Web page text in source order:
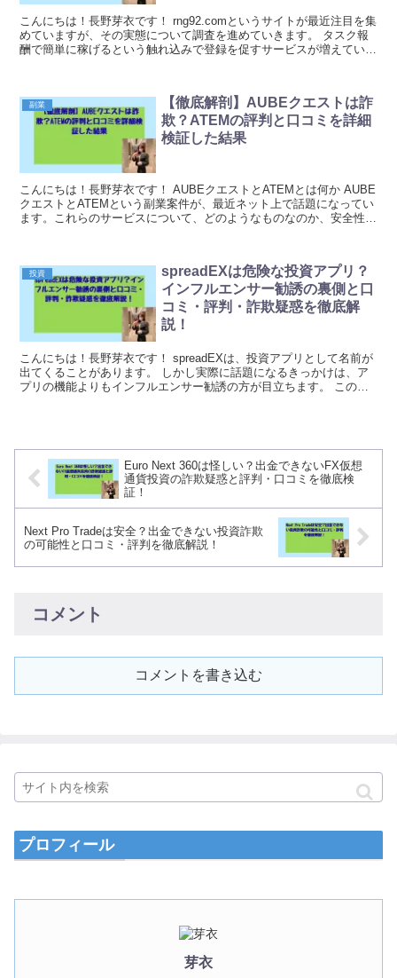
こんにちは！長野芽衣です！ rng92.comというサイトが最近注目を集
めていますが、その実態について調査を進めていきます。 タスク報
酬で簡単に稼げるという触れ込みで登録を促すサービスが増えていま
副業
【徹底解剖】AUBEクエストは詐
欺？ATEMの評判と口コミを詳細
検証した結果
こんにちは！長野芽衣です！ AUBEクエストとATEMとは何か AUBE
クエストとATEMという副業案件が、最近ネット上で話題になってい
ます。これらのサービスについて、どのようなものなのか、安全性に
投資
spreadEXは危険な投資アプリ？
インフルエンサー勧誘の裏側と口
コミ・評判・詐欺疑惑を徹底解
説！
こんにちは！長野芽衣です！ spreadEXは、投資アプリとして名前が
出てくることがあります。 しかし実際に話題になるきっかけは、ア
プリの機能よりもインフルエンサー勧誘の方が目立ちます。 この時
Euro Next 360は怪しい？出金できないFX仮想
通貨投資の詐欺疑惑と評判・口コミを徹底検
証！
Next Pro Tradeは安全？出金できない投資詐欺
の可能性と口コミ・評判を徹底解説！
コメント
コメントを書き込む
プロフィール
芽衣